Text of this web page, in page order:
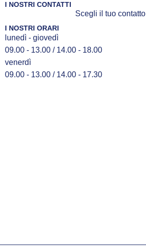
I NOSTRI CONTATTI
Scegli il tuo contatto
I NOSTRI ORARI
lunedì - giovedì
09.00 - 13.00 / 14.00 - 18.00
venerdì
09.00 - 13.00 / 14.00 - 17.30